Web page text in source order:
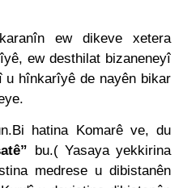
DOĞRU, ULUSAL
partileri Hak ve
ve Kürdistan
ew dikeve xetera
ew desthilat bizaneneyî
u hînkarîyê de nayên bikar
hatina Komarê ve, du
bu.( Yasaya yekkirina
medrese u dibistanên